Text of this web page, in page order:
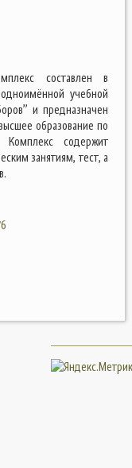
составлен в
учебной
и предназначен
образование по
содержит
занятиям, тест, а